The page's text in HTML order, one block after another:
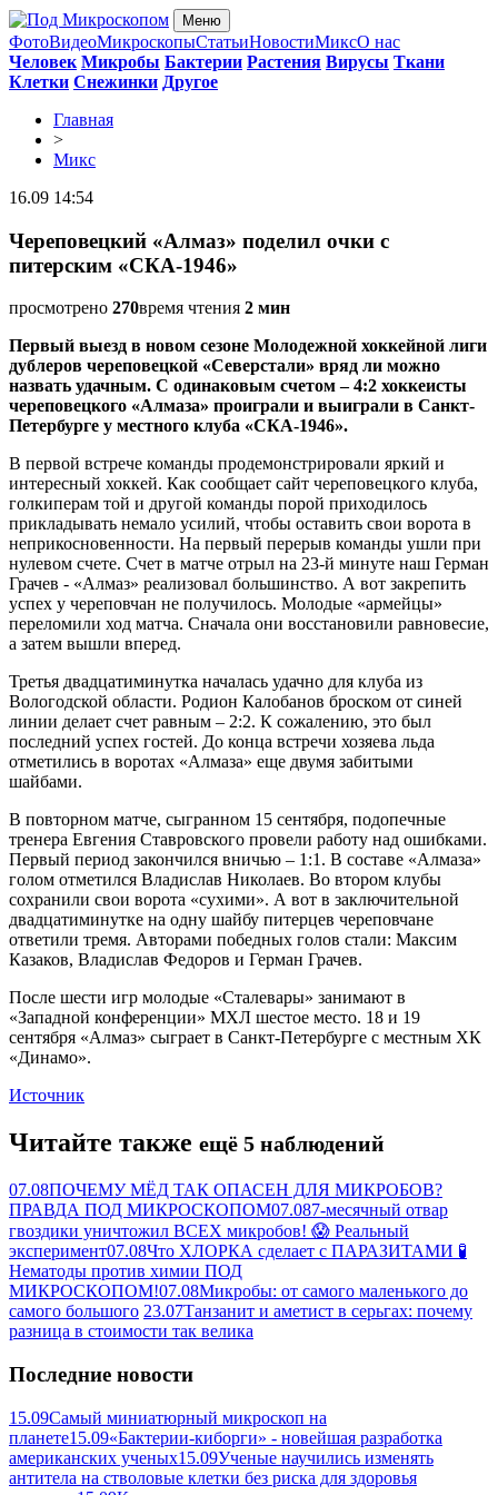
Меню
ФотоВидеоМикроскопыСтатьиНовостиМиксО нас
Человек Микробы Бактерии Растения Вирусы Ткани
Клетки Снежинки Другое
Главная
>
Микс
16.09 14:54
Череповецкий «Алмаз» поделил очки с
питерским «СКА-1946»
просмотрено 270время чтения 2 мин
Первый выезд в новом сезоне Молодежной хоккейной лиги
дублеров череповецкой «Северстали» вряд ли можно
назвать удачным. С одинаковым счетом – 4:2 хоккеисты
череповецкого «Алмаза» проиграли и выиграли в Санкт-
Петербурге у местного клуба «СКА-1946».
В первой встрече команды продемонстрировали яркий и
интересный хоккей. Как сообщает сайт череповецкого клуба,
голкиперам той и другой команды порой приходилось
прикладывать немало усилий, чтобы оставить свои ворота в
неприкосновенности. На первый перерыв команды ушли при
нулевом счете. Счет в матче отрыл на 23-й минуте наш Герман
Грачев - «Алмаз» реализовал большинство. А вот закрепить
успех у череповчан не получилось. Молодые «армейцы»
переломили ход матча. Сначала они восстановили равновесие,
а затем вышли вперед.
Третья двадцатиминутка началась удачно для клуба из
Вологодской области. Родион Калобанов броском от синей
линии делает счет равным – 2:2. К сожалению, это был
последний успех гостей. До конца встречи хозяева льда
отметились в воротах «Алмаза» еще двумя забитыми
шайбами.
В повторном матче, сыгранном 15 сентября, подопечные
тренера Евгения Ставровского провели работу над ошибками.
Первый период закончился вничью – 1:1. В составе «Алмаза»
голом отметился Владислав Николаев. Во втором клубы
сохранили свои ворота «сухими». А вот в заключительной
двадцатиминутке на одну шайбу питерцев череповчане
ответили тремя. Авторами победных голов стали: Максим
Казаков, Владислав Федоров и Герман Грачев.
После шести игр молодые «Сталевары» занимают в
«Западной конференции» МХЛ шестое место. 18 и 19
сентября «Алмаз» сыграет в Санкт-Петербурге с местным ХК
«Динамо».
Источник
Читайте также ещё 5 наблюдений
07.08ПОЧЕМУ МЁД ТАК ОПАСЕН ДЛЯ МИКРОБОВ?
ПРАВДА ПОД МИКРОСКОПОМ07.087-месячный отвар
гвоздики уничтожил ВСЕХ микробов! 😱 Реальный
эксперимент07.08Что ХЛОРКА сделает с ПАРАЗИТАМИ 🧪
Нематоды против химии ПОД
МИКРОСКОПОМ!07.08Микробы: от самого маленького до
самого большого 23.07Танзанит и аметист в серьгах: почему
разница в стоимости так велика
Последние новости
15.09Самый миниатюрный микроскоп на
планете15.09«Бактерии-киборги» - новейшая разработка
американских ученых15.09Ученые научились изменять
антитела на стволовые клетки без риска для здоровья